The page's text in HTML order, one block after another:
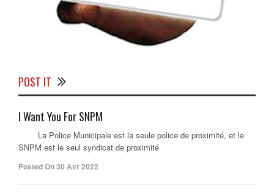
POST IT
I Want You For SNPM
La Police Municipale est la seule police de proximité, et le
SNPM est le seul syndicat de proximité
Posted On 30 Avr 2022